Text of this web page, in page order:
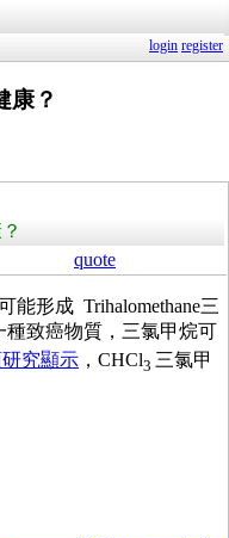
login register
康？
quote
能形成 Trihalomethane三
種致癌物質，三氯甲烷可
究顯示 ，CHCl3 三氯甲